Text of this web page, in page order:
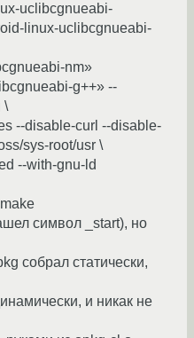
uclibcgnueabi-
linux-uclibcgnueabi-
nm»
g++» --
\
--disable-curl --disable-
sys-root/usr \
--with-gnu-ld
символ _start), но
собрал статически,
и никак не